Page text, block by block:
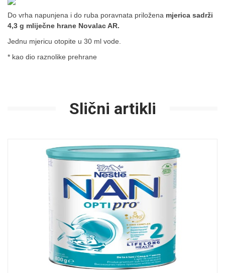
Do vrha napunjena i do ruba poravnata priložena mjerica sadrži
4,3 g mliječne hrane Novalac AR.
Jednu mjericu otopite u 30 ml vode.
* kao dio raznolike prehrane
Slični artikli